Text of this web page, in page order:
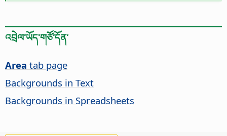
འབྲེལ་ཡོད་གཙོ་དོན་
Area tab page
Backgrounds in Text
Backgrounds in Spreadsheets